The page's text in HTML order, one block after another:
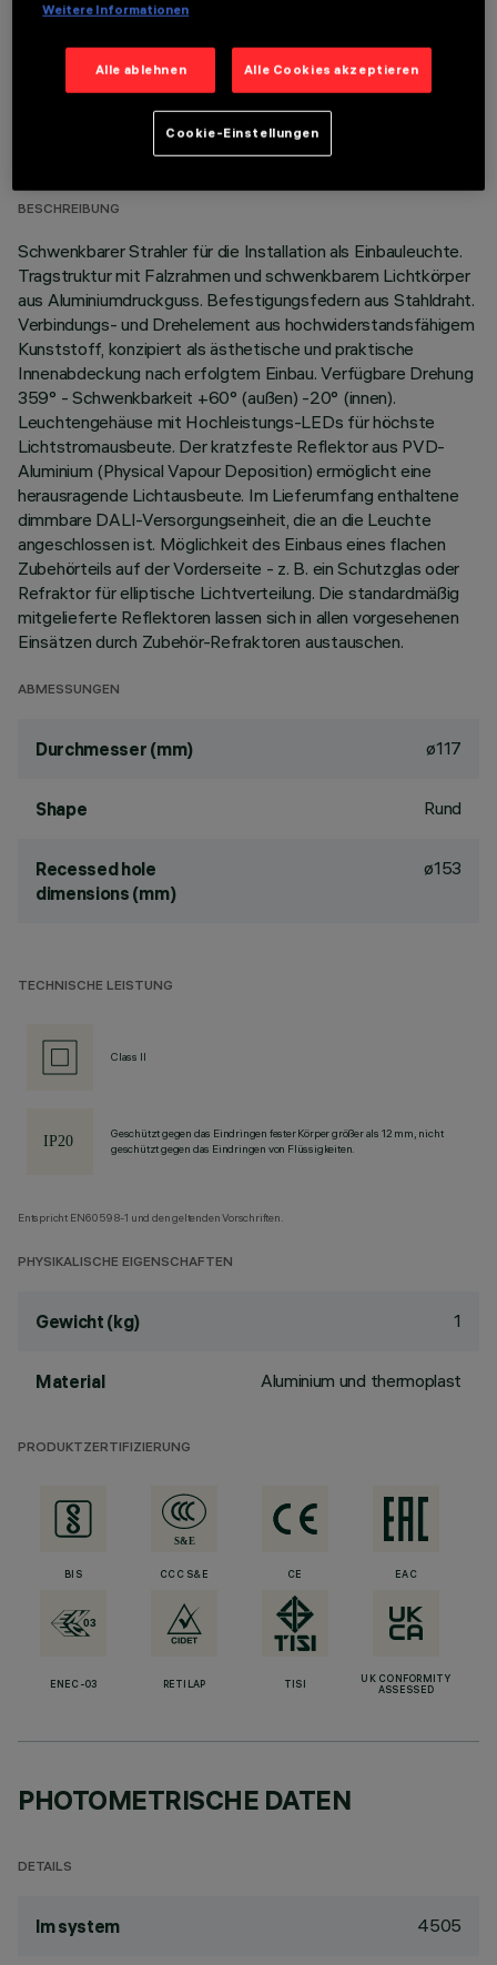
TECHNISCHE DATEN
LETZTES UPDATE: 06.08.2026
BESCHREIBUNG
Schwenkbarer Strahler für die Installation als Einbauleuchte.
Tragstruktur mit Falzrahmen und schwenkbarem Lichtkörper
aus Aluminiumdruckguss. Befestigungsfedern aus Stahldraht.
Verbindungs- und Drehelement aus hochwiderstandsfähigem
Kunststoff, konzipiert als ästhetische und praktische
Innenabdeckung nach erfolgtem Einbau. Verfügbare Drehung
359° - Schwenkbarkeit +60° (außen) -20° (innen).
Leuchtengehäuse mit Hochleistungs-LEDs für höchste
Lichtstromausbeute. Der kratzfeste Reflektor aus PVD-
Aluminium (Physical Vapour Deposition) ermöglicht eine
herausragende Lichtausbeute. Im Lieferumfang enthaltene
dimmbare DALI-Versorgungseinheit, die an die Leuchte
angeschlossen ist. Möglichkeit des Einbaus eines flachen
Zubehörteils auf der Vorderseite - z. B. ein Schutzglas oder
Refraktor für elliptische Lichtverteilung. Die standardmäßig
mitgelieferte Reflektoren lassen sich in allen vorgesehenen
Einsätzen durch Zubehör-Refraktoren austauschen.
ABMESSUNGEN
Durchmesser (mm) ø117
Shape Rund
Recessed hole
dimensions (mm)
ø153
TECHNISCHE LEISTUNG
Class II
Geschützt gegen das Eindringen fester Körper größer als 12 mm, nicht
geschützt gegen das Eindringen von Flüssigkeiten.
Entspricht EN60598-1 und den geltenden Vorschriften.
PHYSIKALISCHE EIGENSCHAFTEN
Gewicht (kg) 1
Material Aluminium und thermoplast
PRODUKTZERTIFIZIERUNG
BIS CCC S&E CE EAC
ENEC-03 RETILAP TISI
UK CONFORMITY
ASSESSED
PHOTOMETRISCHE DATEN
DETAILS
lm system 4505
Weitere Informationen
Alle ablehnen Alle Cookies akzeptieren
Cookie-Einstellungen